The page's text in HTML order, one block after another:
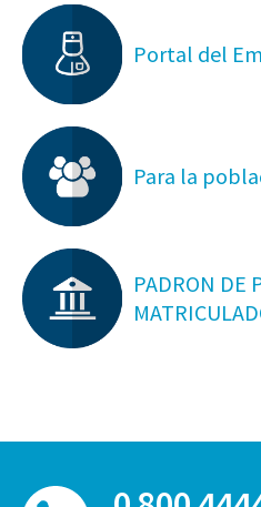
Portal del
Para la
PADRON DE